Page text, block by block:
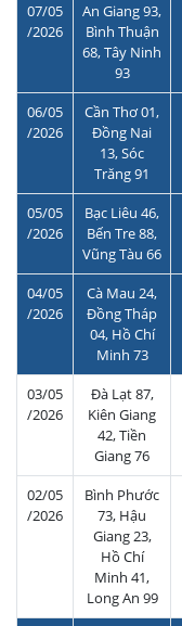
07/05
/2026
An Giang 93,
Bình Thuận
68, Tây Ninh
93
06/05
/2026
Cần Thơ 01,
Đồng Nai
13, Sóc
Trăng 91
05/05
/2026
Bạc Liêu 46,
Bến Tre 88,
Vũng Tàu 66
04/05
/2026
Cà Mau 24,
Đồng Tháp
04, Hồ Chí
Minh 73
03/05
/2026
Đà Lạt 87,
Kiên Giang
42, Tiền
Giang 76
02/05
/2026
Bình Phước
73, Hậu
Giang 23,
Hồ Chí
Minh 41,
Long An 99